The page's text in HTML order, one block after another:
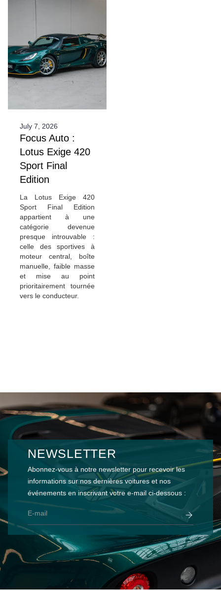
July 7, 2026
Focus Auto :
Lotus Exige 420
Sport Final
Edition
La Lotus Exige 420
Sport Final Edition
appartient à une
catégorie devenue
presque introuvable :
celle des sportives à
moteur central, boîte
manuelle, faible masse
et mise au point
prioritairement tournée
vers le conducteur.
NEWSLETTER
Abonnez-vous à notre newsletter pour recevoir les
informations sur nos dernières voitures et nos
événements en inscrivant votre e-mail ci-dessous :